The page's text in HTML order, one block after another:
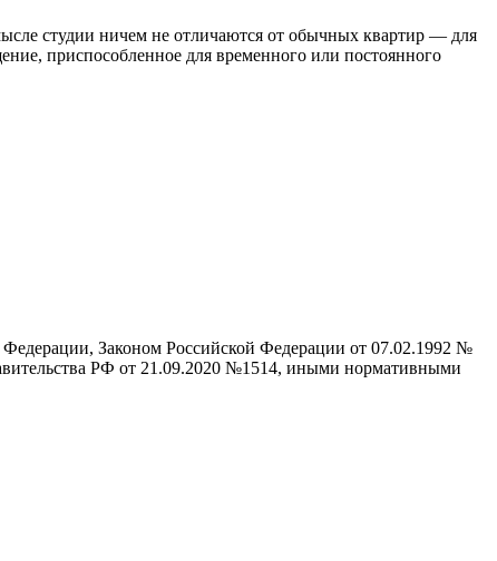
студии ничем не отличаются от обычных квартир — для
приспособленное для временного или постоянного
Законом Российской Федерации от 07.02.1992 №
РФ от 21.09.2020 №1514, иными нормативными